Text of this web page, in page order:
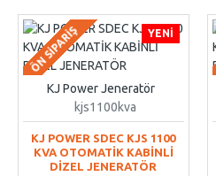
YENI
ÖN SIPARIŞ
KJ Power Jeneratör
kjs1100kva
KJ POWER SDEC KJS 1100
KVA OTOMATİK KABİNLİ
DİZEL JENERATÖR